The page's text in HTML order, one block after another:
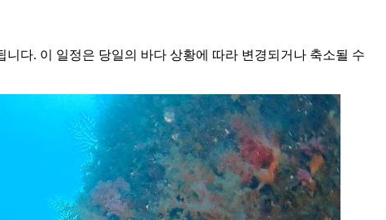
다. 이 일정은 당일의 바다 상황에 따라 변경되거나 축소될 수